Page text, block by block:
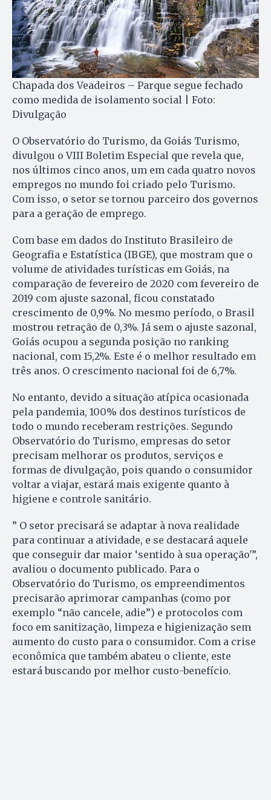
Chapada dos Veadeiros – Parque segue fechado
como medida de isolamento social | Foto:
Divulgação
O Observatório do Turismo, da Goiás Turismo,
divulgou o VIII Boletim Especial que revela que,
nos últimos cinco anos, um em cada quatro novos
empregos no mundo foi criado pelo Turismo.
Com isso, o setor se tornou parceiro dos governos
para a geração de emprego.
Com base em dados do Instituto Brasileiro de
Geografia e Estatística (IBGE), que mostram que o
volume de atividades turísticas em Goiás, na
comparação de fevereiro de 2020 com fevereiro de
2019 com ajuste sazonal, ficou constatado
crescimento de 0,9%. No mesmo período, o Brasil
mostrou retração de 0,3%. Já sem o ajuste sazonal,
Goiás ocupou a segunda posição no ranking
nacional, com 15,2%. Este é o melhor resultado em
três anos. O crescimento nacional foi de 6,7%.
No entanto, devido a situação atípica ocasionada
pela pandemia, 100% dos destinos turísticos de
todo o mundo receberam restrições. Segundo
Observatório do Turismo, empresas do setor
precisam melhorar os produtos, serviços e
formas de divulgação, pois quando o consumidor
voltar a viajar, estará mais exigente quanto à
higiene e controle sanitário.
” O setor precisará se adaptar à nova realidade
para continuar a atividade, e se destacará aquele
que conseguir dar maior ‘sentido à sua operação'”,
avaliou o documento publicado. Para o
Observatório do Turismo, os empreendimentos
precisarão aprimorar campanhas (como por
exemplo “não cancele, adie”) e protocolos com
foco em sanitização, limpeza e higienização sem
aumento do custo para o consumidor. Com a crise
econômica que também abateu o cliente, este
estará buscando por melhor custo-benefício.